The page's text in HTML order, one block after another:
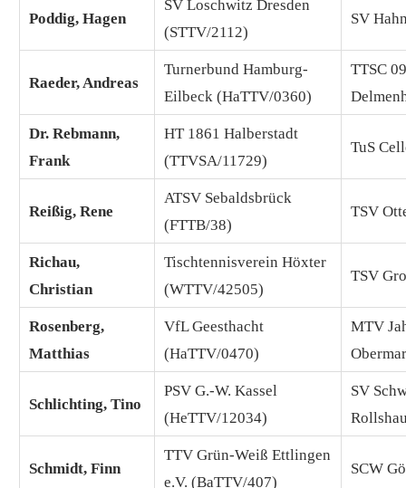
Poddig, Hagen
SV Loschwitz Dresden
(STTV/2112)
SV
Raeder, Andreas
Turnerbund Hamburg-
Eilbeck (HaTTV/0360)
TTSC
Dr. Rebmann,
Frank
HT 1861 Halberstadt
(TTVSA/11729)
TuS
Reißig, Rene
ATSV Sebaldsbrück
(FTTB/38)
TSV
Richau,
Christian
Tischtennisverein Höxter
(WTTV/42505)
TSV
Rosenberg,
Matthias
VfL Geesthacht
(HaTTV/0470)
MTV
Schlichting, Tino
PSV G.-W. Kassel
(HeTTV/12034)
SV
Schmidt, Finn
TTV Grün-Weiß Ettlingen
e.V. (BaTTV/407)
SCW